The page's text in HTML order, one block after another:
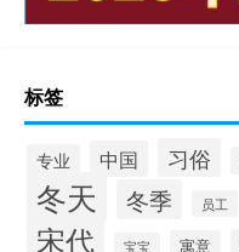
标签
专业 中国 习俗
冬天 冬季 员工
宋代 宝宝 寓意